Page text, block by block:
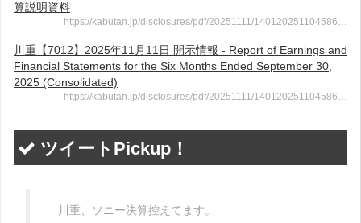
算説明資料
https://kabutan.jp/disclosures/pdf/20251111/140120251104586…
川重【7012】2025年11月11日 開示情報 - Report of Earnings and
Financial Statements for the Six Months Ended September 30,
2025 (Consolidated)
https://kabutan.jp/disclosures/pdf/20251111/140120251104586…
ツイートPickup！
川重、ソニー決算控えてます。